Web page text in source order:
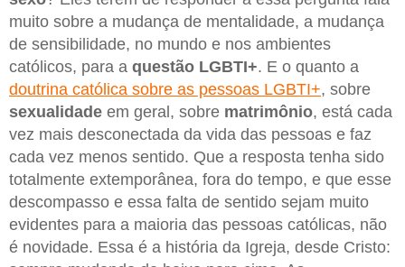
muito sobre a mudança de mentalidade, a mudança
de sensibilidade, no mundo e nos ambientes
católicos, para a questão LGBTI+. E o quanto a
doutrina católica sobre as pessoas LGBTI+, sobre
sexualidade em geral, sobre matrimônio, está cada
vez mais desconectada da vida das pessoas e faz
cada vez menos sentido. Que a resposta tenha sido
totalmente extemporânea, fora do tempo, e que esse
descompasso e essa falta de sentido sejam muito
evidentes para a maioria das pessoas católicas, não
é novidade. Essa é a história da Igreja, desde Cristo: